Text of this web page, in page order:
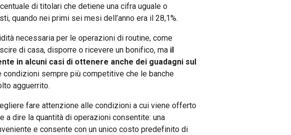
di titolari che detiene una cifra uguale o
quando nei primi sei mesi dell’anno era il 28,1%.
necessaria per le operazioni di routine, come
di casa, disporre o ricevere un bonifico, ma il
in alcuni casi di ottenere anche dei guadagni sul
sempre più competitive che le banche
agguerrito.
fare attenzione alle condizioni a cui viene offerto
a dire la quantità di operazioni consentite: una
e consente con un unico costo predefinito di